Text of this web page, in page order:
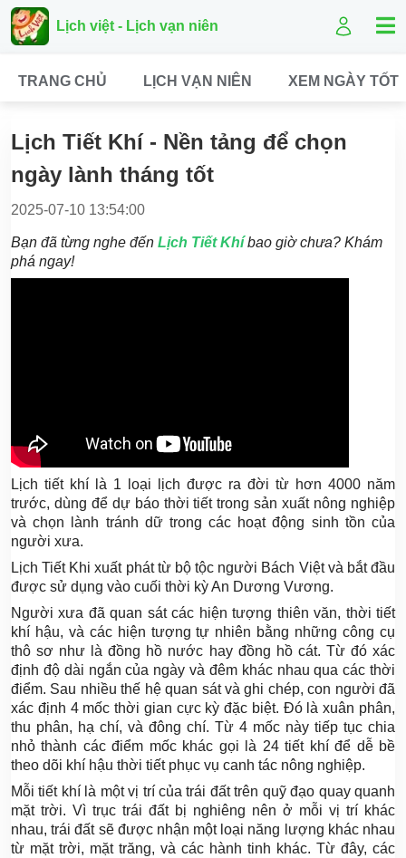
Lịch việt - Lịch vạn niên
TRANG CHỦ LỊCH VẠN NIÊN XEM NGÀY TỐT
Lịch Tiết Khí - Nền tảng để chọn
ngày lành tháng tốt
2025-07-10 13:54:00
Bạn đã từng nghe đến Lịch Tiết Khíbao giờ chưa? Khám
phá ngay!
Lịch tiết khí là 1 loại lịch được ra đời từ hơn 4000 năm
trước, dùng để dự báo thời tiết trong sản xuất nông nghiệp
và chọn lành tránh dữ trong các hoạt động sinh tồn của
người xưa.
Lịch Tiết Khi xuất phát từ bộ tộc người Bách Việt và bắt đầu
được sử dụng vào cuối thời kỳ An Dương Vương.
Người xưa đã quan sát các hiện tượng thiên văn, thời tiết
khí hậu, và các hiện tượng tự nhiên bằng những công cụ
thô sơ như là đồng hồ nước hay đồng hồ cát. Từ đó xác
định độ dài ngắn của ngày và đêm khác nhau qua các thời
điểm. Sau nhiều thế hệ quan sát và ghi chép, con người đã
xác định 4 mốc thời gian cực kỳ đặc biệt. Đó là xuân phân,
thu phân, hạ chí, và đông chí. Từ 4 mốc này tiếp tục chia
nhỏ thành các điểm mốc khác gọi là 24 tiết khí để dễ bề
theo dõi khí hậu thời tiết phục vụ canh tác nông nghiệp.
Mỗi tiết khí là một vị trí của trái đất trên quỹ đạo quay quanh
mặt trời. Vì trục trái đất bị nghiêng nên ở mỗi vị trí khác
nhau, trái đất sẽ được nhận một loại năng lượng khác nhau
từ mặt trời, mặt trăng, và các hành tinh khác. Từ đây, các